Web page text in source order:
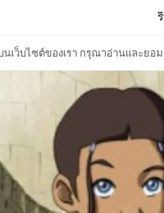
นเว็บไซต์ของเรา กรุณาอ่านและยอ